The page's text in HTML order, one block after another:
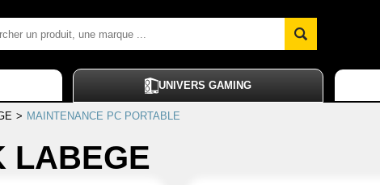
UNIVERS GAMING
> MAINTENANCE PC PORTABLE
LABEGE